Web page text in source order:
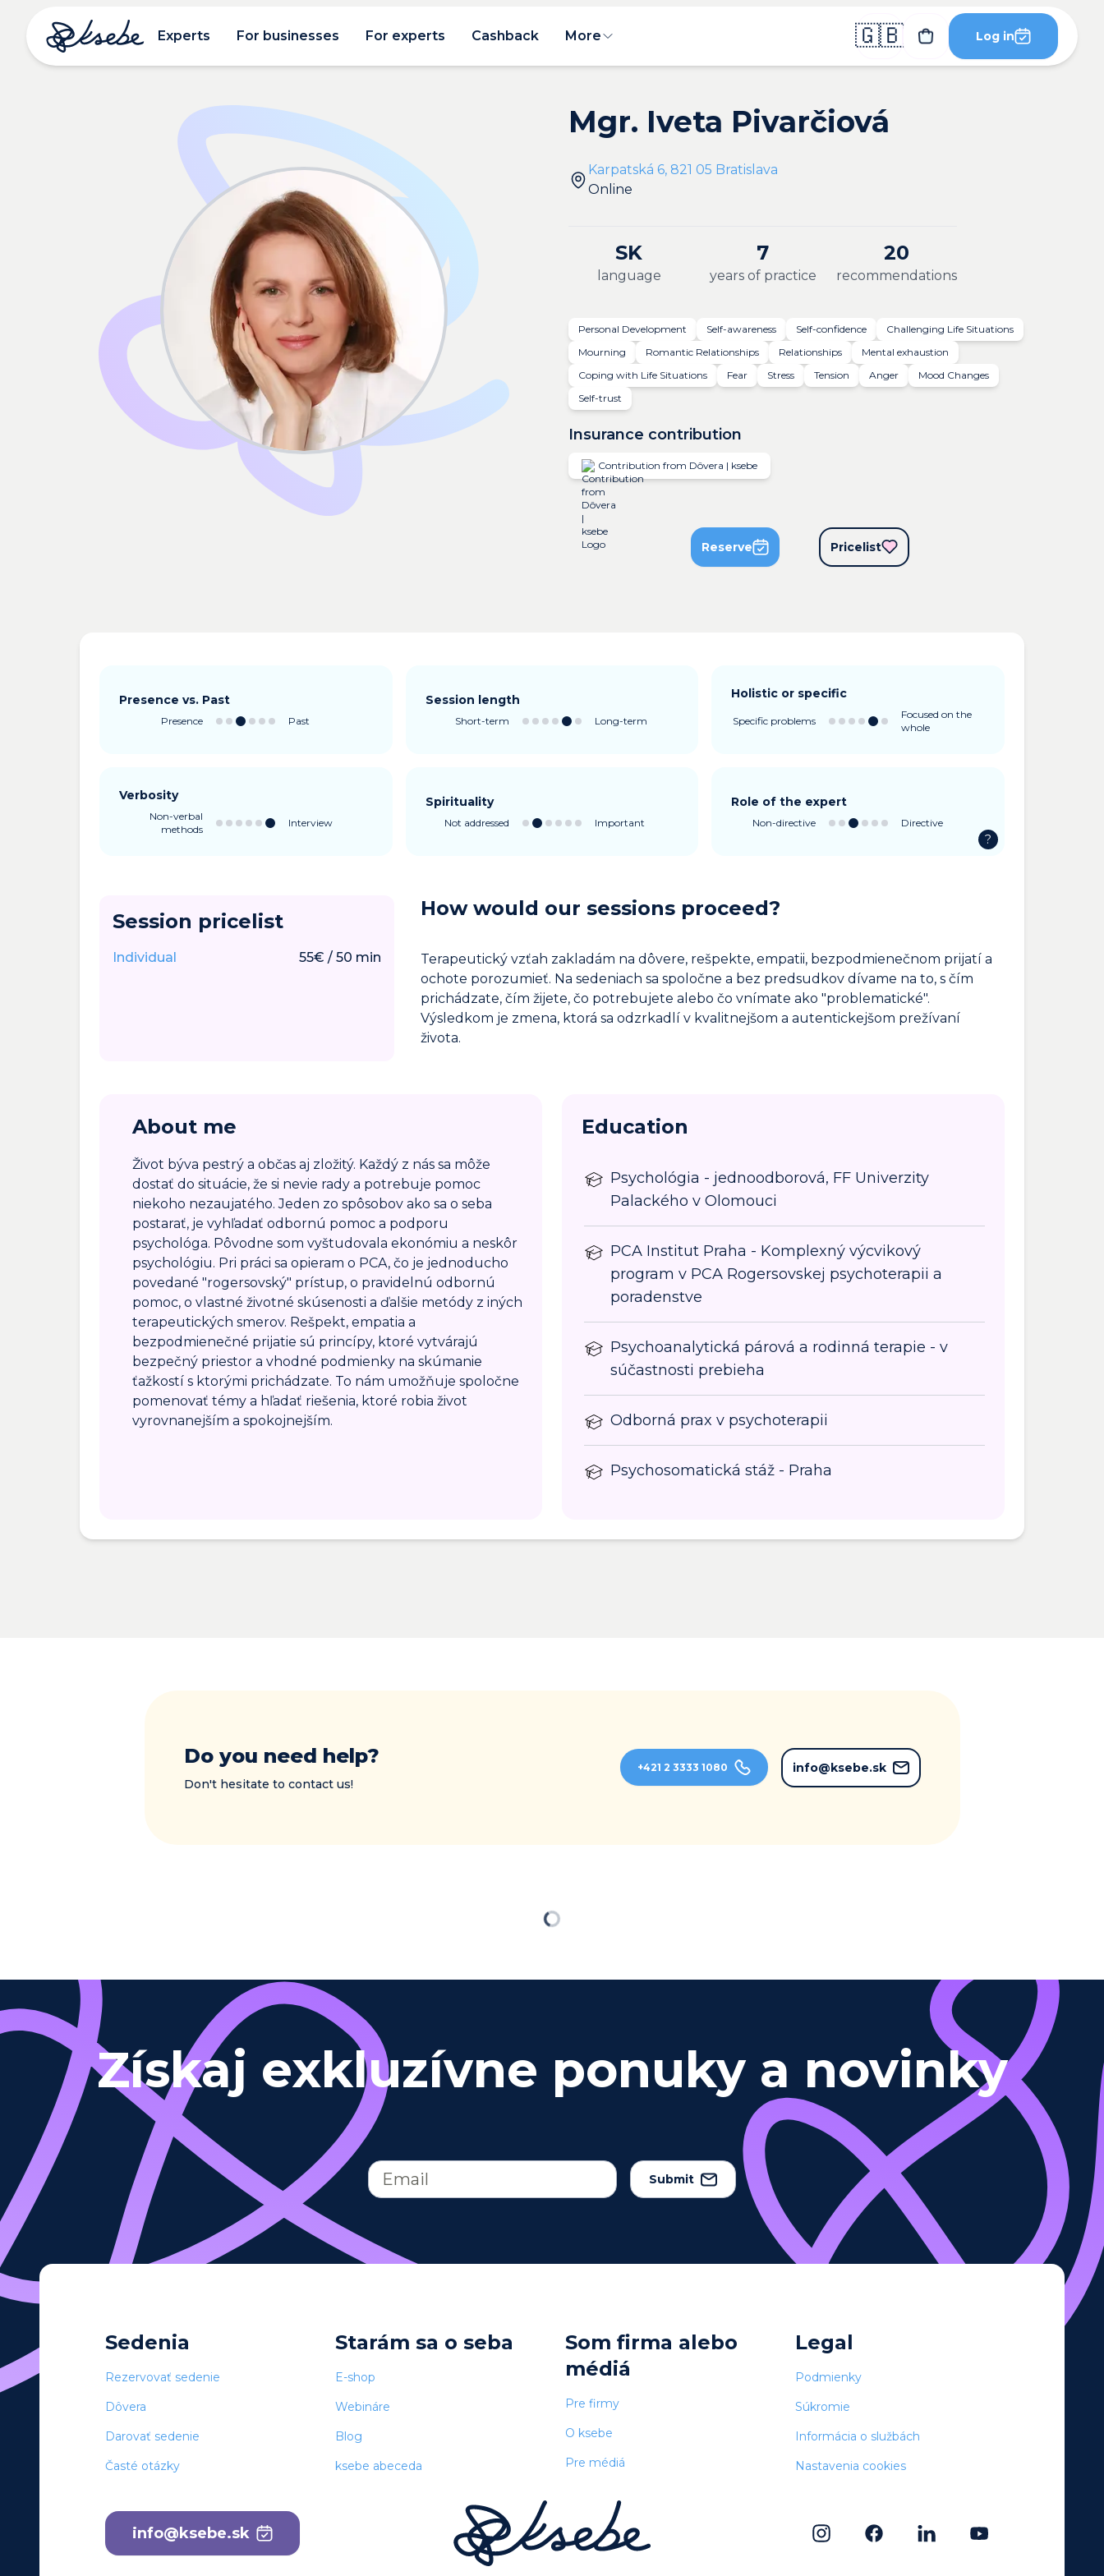
Experts For businesses For experts Cashback More 🇬🇧 Log in
Mgr. Iveta Pivarčiová
Karpatská 6, 821 05 Bratislava
Online
SK
language
7
years of practice
20
recommendations
Personal Development Self-awareness Self-confidence
Challenging Life Situations
Mourning
Romantic Relationships Relationships
Mental exhaustion
Coping with Life Situations
Fear Stress Tension Anger
Mood Changes
Self-trust
Insurance contribution
Contribution from Dôvera | ksebe
Reserve Pricelist
Presence vs. Past
Presence Past
Session length
Short-term Long-term
Holistic or specific
Specific problems
Focused on the
whole
Verbosity
Non-verbal
methods
Interview
Spirituality
Not addressed Important
Role of the expert
Non-directive Directive
?
Session pricelist
Individual 55€ /50 min
How would our sessions proceed?
Terapeutický vzťah zakladám na dôvere, rešpekte, empatii, bezpodmienečnom prijatí a
ochote porozumieť. Na sedeniach sa spoločne a bez predsudkov dívame na to, s čím
prichádzate, čím žijete, čo potrebujete alebo čo vnímate ako "problematické".
Výsledkom je zmena, ktorá sa odzrkadlí v kvalitnejšom a autentickejšom prežívaní
života.
About me
Život býva pestrý a občas aj zložitý. Každý z nás sa môže
dostať do situácie, že si nevie rady a potrebuje pomoc
niekoho nezaujatého. Jeden zo spôsobov ako sa o seba
postarať, je vyhľadať odbornú pomoc a podporu
psychológa. Pôvodne som vyštudovala ekonómiu a neskôr
psychológiu. Pri práci sa opieram o PCA, čo je jednoducho
povedané "rogersovský" prístup, o pravidelnú odbornú
pomoc, o vlastné životné skúsenosti a ďalšie metódy z iných
terapeutických smerov. Rešpekt, empatia a
bezpodmienečné prijatie sú princípy, ktoré vytvárajú
bezpečný priestor a vhodné podmienky na skúmanie
ťažkostí s ktorými prichádzate. To nám umožňuje spoločne
pomenovať témy a hľadať riešenia, ktoré robia život
vyrovnanejším a spokojnejším.
Education
Psychológia - jednoodborová, FF Univerzity
Palackého v Olomouci
PCA Institut Praha - Komplexný výcvikový
program v PCA Rogersovskej psychoterapii a
poradenstve
Psychoanalytická párová a rodinná terapie - v
súčastnosti prebieha
Odborná prax v psychoterapii
Psychosomatická stáž - Praha
Do you need help?
Don't hesitate to contact us!
+421 2 3333 1080 info@ksebe.sk
Loading
Získaj exkluzívne ponuky a novinky
Submit
Sedenia
Rezervovať sedenie
Dôvera
Darovať sedenie
Časté otázky
Starám sa o seba
E-shop
Webináre
Blog
ksebe abeceda
Som firma alebo
médiá
Pre firmy
O ksebe
Pre médiá
Legal
Podmienky
Súkromie
Informácia o službách
Nastavenia cookies
info@ksebe.sk